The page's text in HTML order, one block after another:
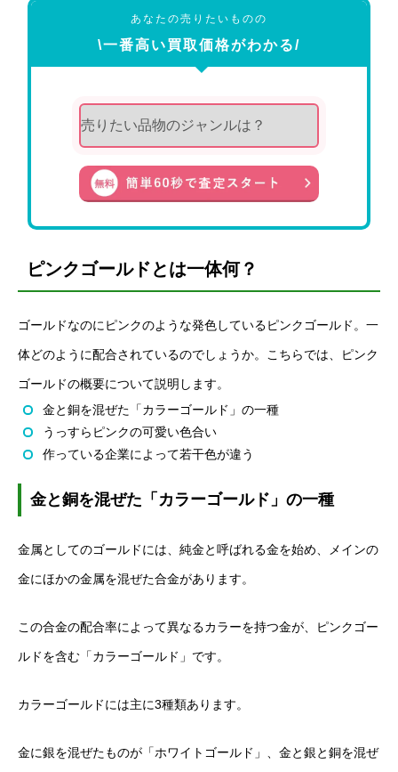
あなたの売りたいものの
\一番高い買取価格がわかる/
ピンクゴールドとは一体何？
ゴールドなのにピンクのような発色しているピンクゴールド。一
体どのように配合されているのでしょうか。こちらでは、ピンク
ゴールドの概要について説明します。
金と銅を混ぜた「カラーゴールド」の一種
うっすらピンクの可愛い色合い
作っている企業によって若干色が違う
金と銅を混ぜた「カラーゴールド」の一種
金属としてのゴールドには、純金と呼ばれる金を始め、メインの
金にほかの金属を混ぜた合金があります。
この合金の配合率によって異なるカラーを持つ金が、ピンクゴー
ルドを含む「カラーゴールド」です。
カラーゴールドには主に3種類あります。
金に銀を混ぜたものが「ホワイトゴールド」、金と銀と銅を混ぜ